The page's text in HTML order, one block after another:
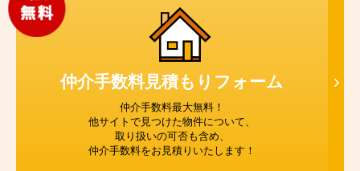
仲介手数料見積もり フォーム
仲介手数料最大無料！
他サイトで見つけた物件について、
取り扱いの可否も含め、
仲介手数料をお見積りいたします！